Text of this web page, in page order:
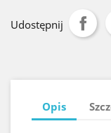
Udostępnij
Opis